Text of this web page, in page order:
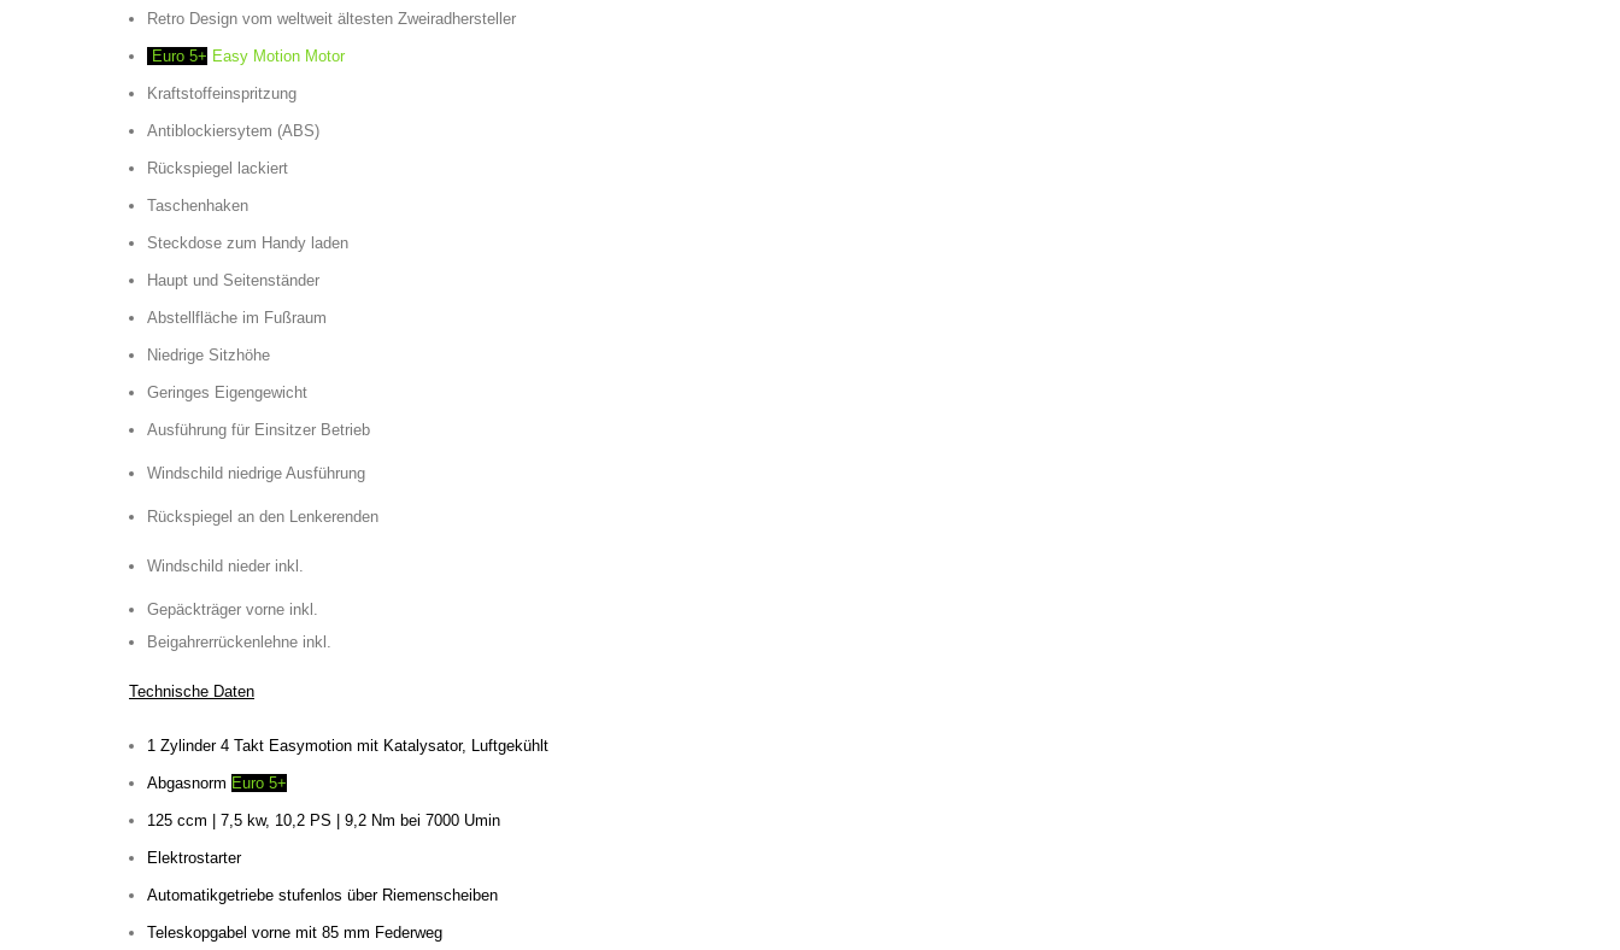
Retro Design vom weltweit ältesten Zweiradhersteller
Euro 5+ Easy Motion Motor
Kraftstoffeinspritzung
Antiblockiersytem (ABS)
Rückspiegel lackiert
Taschenhaken
Steckdose zum Handy laden
Haupt und Seitenständer
Abstellfläche im Fußraum
Niedrige Sitzhöhe
Geringes Eigengewicht
Ausführung für Einsitzer Betrieb
Windschild niedrige Ausführung
Rückspiegel an den Lenkerenden
Windschild nieder inkl.
Gepäckträger vorne inkl.
Beigahrerrückenlehne inkl.
Technische Daten
1 Zylinder 4 Takt Easymotion mit Katalysator, Luftgekühlt
Abgasnorm Euro 5+
125 ccm | 7,5 kw, 10,2 PS | 9,2 Nm bei 7000 Umin
Elektrostarter
Automatikgetriebe stufenlos über Riemenscheiben
Teleskopgabel vorne mit 85 mm Federweg